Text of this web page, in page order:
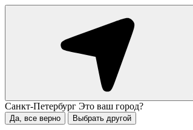
Санкт-Петербург Это ваш город?
Да, все верно Выбрать другой